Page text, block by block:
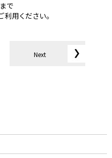
で
用ください。
Next